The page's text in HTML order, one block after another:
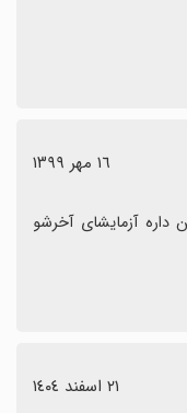
١٦ مهر ١٣٩٩
٢١ اسفند ١٤٠٤